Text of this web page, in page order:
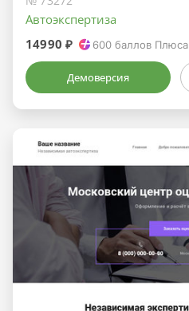
Автоэкспертиза
14990 ₽
600 баллов Плюса
Демоверсия